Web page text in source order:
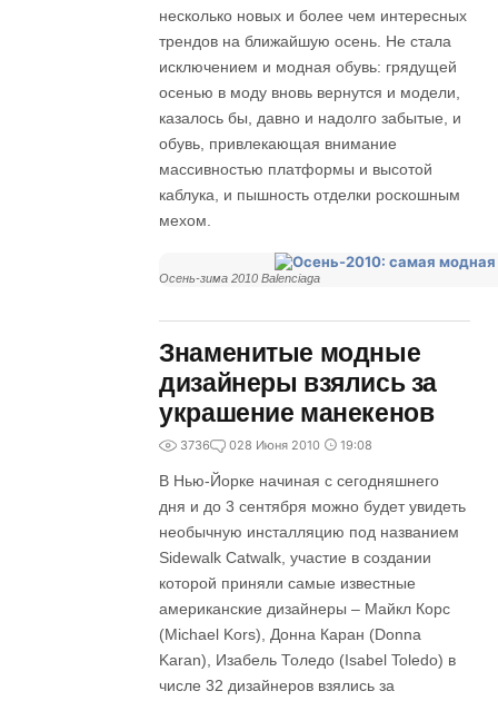
несколько новых и более чем интересных
трендов на ближайшую осень. Не стала
исключением и модная обувь: грядущей
осенью в моду вновь вернутся и модели,
казалось бы, давно и надолго забытые, и
обувь, привлекающая внимание
массивностью платформы и высотой
каблука, и пышность отделки роскошным
мехом.
Осень-зима 2010 Balenciaga
Знаменитые модные
дизайнеры взялись за
украшение манекенов
3736 028 Июня 2010 19:08
В Нью-Йорке начиная с сегодняшнего
дня и до 3 сентября можно будет увидеть
необычную инсталляцию под названием
Sidewalk Catwalk, участие в создании
которой приняли самые известные
американские дизайнеры – Майкл Корс
(Michael Kors), Донна Каран (Donna
Karan), Изабель Толедо (Isabel Toledo) в
числе 32 дизайнеров взялись за